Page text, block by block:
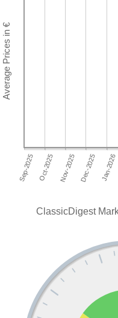
ClassicDigest